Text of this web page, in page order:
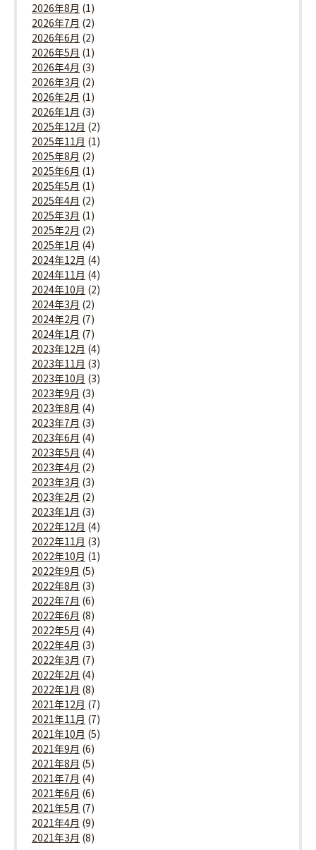
2026年8月 (1)
2026年7月 (2)
2026年6月 (2)
2026年5月 (1)
2026年4月 (3)
2026年3月 (2)
2026年2月 (1)
2026年1月 (3)
2025年12月 (2)
2025年11月 (1)
2025年8月 (2)
2025年6月 (1)
2025年5月 (1)
2025年4月 (2)
2025年3月 (1)
2025年2月 (2)
2025年1月 (4)
2024年12月 (4)
2024年11月 (4)
2024年10月 (2)
2024年3月 (2)
2024年2月 (7)
2024年1月 (7)
2023年12月 (4)
2023年11月 (3)
2023年10月 (3)
2023年9月 (3)
2023年8月 (4)
2023年7月 (3)
2023年6月 (4)
2023年5月 (4)
2023年4月 (2)
2023年3月 (3)
2023年2月 (2)
2023年1月 (3)
2022年12月 (4)
2022年11月 (3)
2022年10月 (1)
2022年9月 (5)
2022年8月 (3)
2022年7月 (6)
2022年6月 (8)
2022年5月 (4)
2022年4月 (3)
2022年3月 (7)
2022年2月 (4)
2022年1月 (8)
2021年12月 (7)
2021年11月 (7)
2021年10月 (5)
2021年9月 (6)
2021年8月 (5)
2021年7月 (4)
2021年6月 (6)
2021年5月 (7)
2021年4月 (9)
2021年3月 (8)